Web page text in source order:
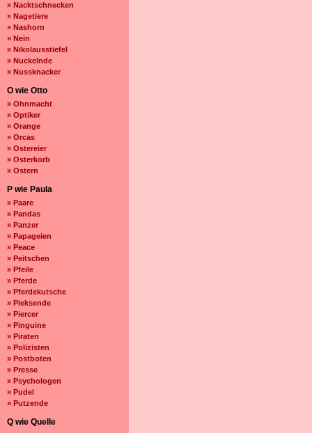
» Nacktschnecken
» Nagetiere
» Nashorn
» Nein
» Nikolausstiefel
» Nuckelnde
» Nussknacker
O wie Otto
» Ohnmacht
» Optiker
» Orange
» Orcas
» Ostereier
» Osterkorb
» Ostern
P wie Paula
» Paare
» Pandas
» Panzer
» Papageien
» Peace
» Peitschen
» Pfeile
» Pferde
» Pferdekutsche
» Pieksende
» Piercer
» Pinguine
» Piraten
» Polizisten
» Postboten
» Presse
» Psychologen
» Pudel
» Putzende
Q wie Quelle